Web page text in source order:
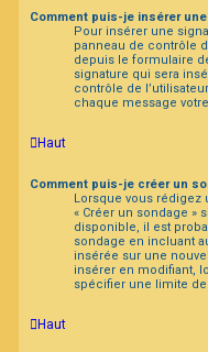
Comment puis-je insérer
Pour insérer une
panneau de contrôle
depuis le formulaire
signature qui sera
contrôle de
chaque message
Haut
Comment puis-je créer un
Lorsque vous rédigez
« Créer un sondage »
disponible, il est
sondage en incluant
insérée sur une
insérer en modifiant,
spécifier une limite
Haut